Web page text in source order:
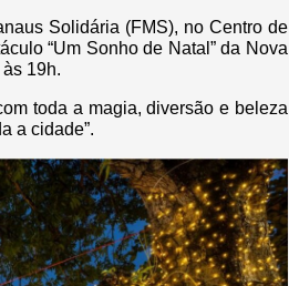
Solidária (FMS), no Centro de
“Um Sonho de Natal” da Nova
19h.
toda a magia, diversão e beleza
a cidade”.